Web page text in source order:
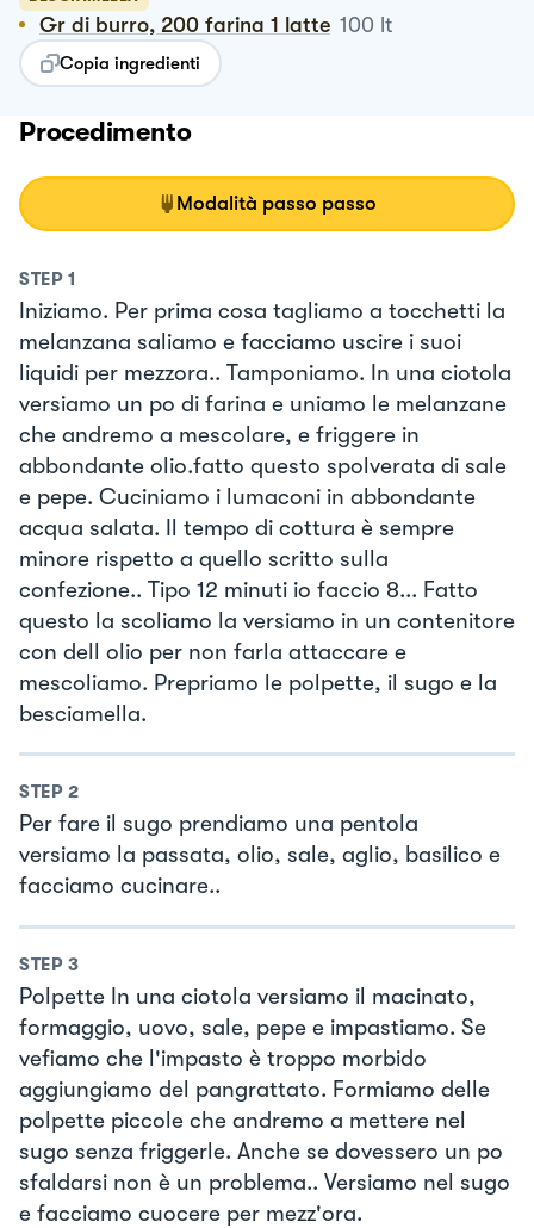
Gr di burro, 200 farina 1 latte 100 lt
Copia ingredienti
Procedimento
Modalità passo passo
STEP 1
Iniziamo. Per prima cosa tagliamo a tocchetti la
melanzana saliamo e facciamo uscire i suoi
liquidi per mezzora.. Tamponiamo. In una ciotola
versiamo un po di farina e uniamo le melanzane
che andremo a mescolare, e friggere in
abbondante olio.fatto questo spolverata di sale
e pepe. Cuciniamo i lumaconi in abbondante
acqua salata. Il tempo di cottura è sempre
minore rispetto a quello scritto sulla
confezione.. Tipo 12 minuti io faccio 8... Fatto
questo la scoliamo la versiamo in un contenitore
con dell olio per non farla attaccare e
mescoliamo. Prepriamo le polpette, il sugo e la
besciamella.
STEP 2
Per fare il sugo prendiamo una pentola
versiamo la passata, olio, sale, aglio, basilico e
facciamo cucinare..
STEP 3
Polpette In una ciotola versiamo il macinato,
formaggio, uovo, sale, pepe e impastiamo. Se
vefiamo che l'impasto è troppo morbido
aggiungiamo del pangrattato. Formiamo delle
polpette piccole che andremo a mettere nel
sugo senza friggerle. Anche se dovessero un po
sfaldarsi non è un problema.. Versiamo nel sugo
e facciamo cuocere per mezz'ora.